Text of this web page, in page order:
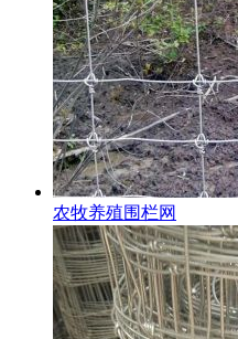
农牧养殖围栏网